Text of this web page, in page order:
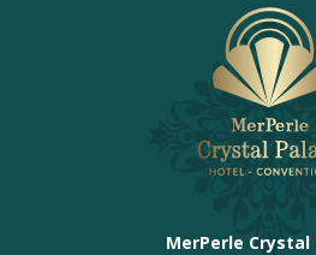
MerPerle Crystal